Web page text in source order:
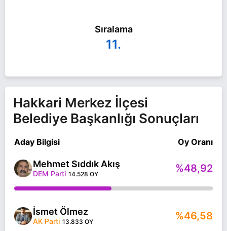
Sıralama
11.
Hakkari Merkez İlçesi
Belediye Başkanlığı Sonuçları
Aday Bilgisi Oy Oranı
Mehmet Sıddık Akış
DEM Parti 14.528 OY %48,92
İsmet Ölmez
AK Parti 13.833 OY %46,58